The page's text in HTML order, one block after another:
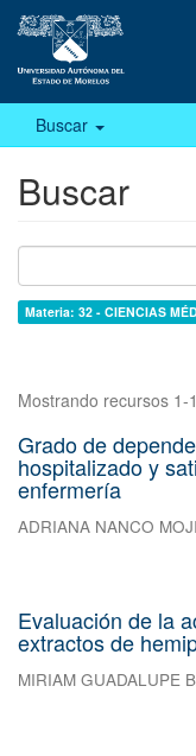
Buscar
Buscar
Materia: 32 - CIENCIAS
Mostrando recursos 1-
Grado de
hospitalizado y
enfermería
ADRIANA NANCO
Evaluación de la
extractos de
MIRIAM GUADALUPE